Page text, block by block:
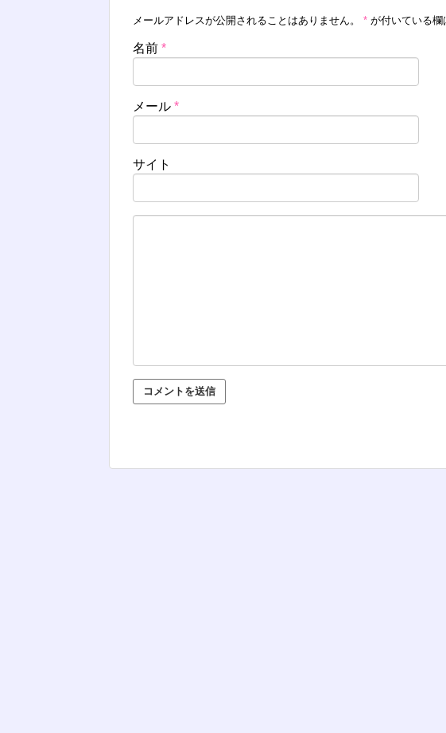
メールアドレスが公開されることはありません。 * が付いている欄
名前 *
メール *
サイト